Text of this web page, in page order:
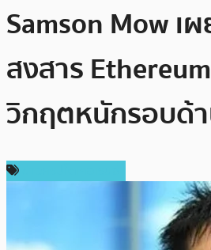
Samson Mow เ
สงสาร
วิกฤตหนักรอบด้